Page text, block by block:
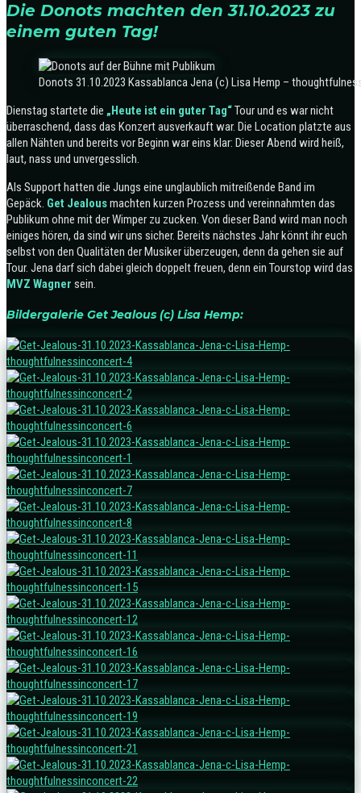
Die Donots machten den 31.10.2023 zu
einem guten Tag!
Donots 31.10.2023 Kassablanca Jena (c) Lisa Hemp –
Dienstag startete die „Heute ist ein guter Tag“Tour und es war nicht
überraschend, dass das Konzert ausverkauft war. Die Location platzte aus
allen Nähten und bereits vor Beginn war eins klar: Dieser Abend wird heiß,
laut, nass und unvergesslich.
Als Support hatten die Jungs eine unglaublich mitreißende Band im
Gepäck. Get Jealousmachten kurzen Prozess und vereinnahmten das
Publikum ohne mit der Wimper zu zucken. Von dieser Band wird man noch
einiges hören, da sind wir uns sicher. Bereits nächstes Jahr könnt ihr euch
selbst von den Qualitäten der Musiker überzeugen, denn da gehen sie auf
Tour. Jena darf sich dabei gleich doppelt freuen, denn ein Tourstop wird das
MVZ Wagner sein.
Bildergalerie Get Jealous (c) Lisa Hemp: